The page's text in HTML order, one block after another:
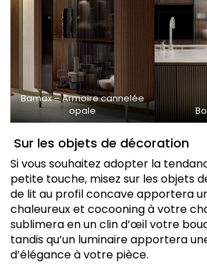
Bamax – Armoire cannelée
opale
Sur les objets de décoration
Si vous souhaitez adopter la
petite touche, misez sur les objets
de lit au profil concave apportera
chaleureux et cocooning à votre
sublimera en un clin d’œil votre
tandis qu’un luminaire apportera
d’élégance à votre pièce.